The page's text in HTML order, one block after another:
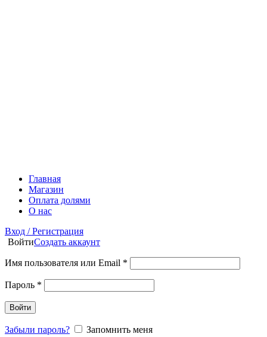
Главная
Магазин
Оплата долями
О нас
Вход / Регистрация
ВойтиСоздать аккаунт
Имя пользователя или Email *
Пароль *
Войти
Забыли пароль?
Запомнить меня